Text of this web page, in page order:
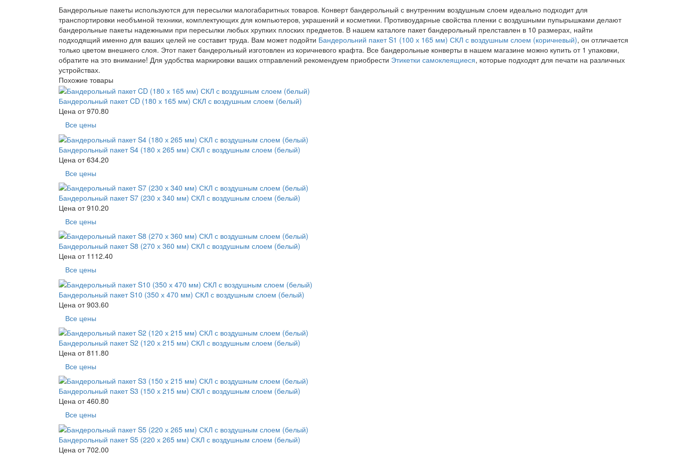
Бандерольные пакеты используются для пересылки малогабаритных товаров. Конверт бандерольный с внутренним воздушным слоем идеально подходит для
транспортировки необъмной техники, комплектующих для компьютеров, украшений и косметики. Противоударные свойства пленки с воздушными пупырышками делают
бандерольные пакеты надежными при пересылки любых хрупких плоских предметов. В нашем каталоге пакет бандерольный прелставлен в 10 размерах, найти
подходящий именно для ваших целей не составит труда. Вам может подойти Бандерольний пакет S1 (100 х 165 мм) СКЛ с воздушным слоем (коричневый), он отличается
только цветом внешнего слоя. Этот пакет бандерольный изготовлен из коричневого крафта. Все бандерольные конверты в нашем магазине можно купить от 1 упаковки,
обратите на это внимание! Для удобства маркировки ваших отправлений рекомендуем приобрести Этикетки самоклеящиеся, которые подходят для печати на различных
устройствах.
Похожие товары
Бандерольный пакет CD (180 х 165 мм) СКЛ с воздушным слоем (белый)
Цена от970.80
Все цены
Бандерольный пакет S4 (180 х 265 мм) СКЛ с воздушным слоем (белый)
Цена от634.20
Все цены
Бандерольный пакет S7 (230 х 340 мм) СКЛ с воздушным слоем (белый)
Цена от910.20
Все цены
Бандерольный пакет S8 (270 х 360 мм) СКЛ с воздушным слоем (белый)
Цена от 1112.40
Все цены
Бандерольный пакет S10 (350 х 470 мм) СКЛ с воздушным слоем (белый)
Цена от903.60
Все цены
Бандерольный пакет S2 (120 х 215 мм) СКЛ с воздушным слоем (белый)
Цена от811.80
Все цены
Бандерольный пакет S3 (150 х 215 мм) СКЛ с воздушным слоем (белый)
Цена от460.80
Все цены
Бандерольный пакет S5 (220 х 265 мм) СКЛ с воздушным слоем (белый)
Цена от702.00